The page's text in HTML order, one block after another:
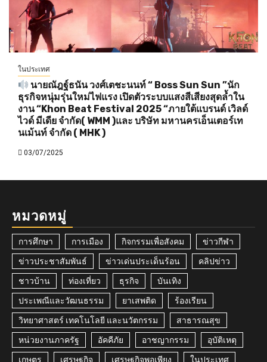
ในประเทศ
นายณัฎฐ์ธนัน วงศ์เตชะนนท์ “ Boss Sun Sun ”นัก
ธุรกิจหนุ่มรุ่นใหม่ไฟแรง เปิดตัวระบบแสงสีเสียงสุดล้ำใน
งาน “Khon Beat Festival 2025 “ภายใต้แบรนด์ เวิลด์
ไวด์ มีเดีย จำกัด( WMM )และ บริษัท มหานครเอ็นเตอร์เท
นเม้นท์ จำกัด ( MHK )
03/07/2025
หมวดหมู่
การศึกษา การเมือง กิจกรรมเพื่อสังคม ข่าวกีฬา
ข่าวประชาสัมพันธ์ ข่าวเด่นประเด็นร้อน คลิปข่าว
ชาวบ้าน ท่องเที่ยว ธุรกิจ บันเทิง
ประเพณีและวัฒนธรรม ยาเสพติด ร้องเรียน
วิทยาศาสตร์ เทคโนโลยี และนวัตกรรม สาธารณสุข
หน่วยงานภาครัฐ อัคคีภัย อาชญากรรม อุบัติเหตุ
เกษตร เศรษฐกิจ เศรษฐกิจพอเพียง ในประเทศ